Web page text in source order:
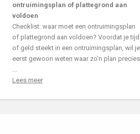
ontruimingsplan of plattegrond aan
voldoen
Checklist: waar moet een ontruimingsplan
of plattegrond aan voldoen? Voordat je tijd
of geld steekt in een ontruimingsplan, wil je
eerst gewoon weten waar zo’n plan precies
Lees meer